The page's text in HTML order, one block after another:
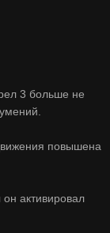
3 больше не
повышена
активировал